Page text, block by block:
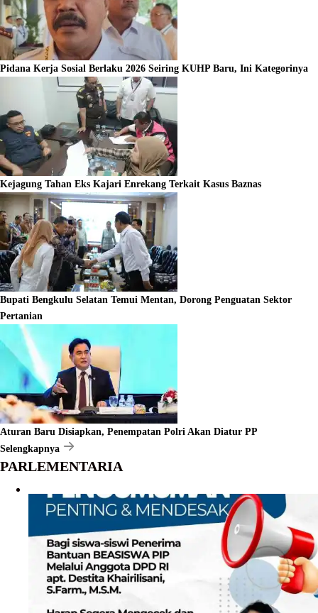
Pidana Kerja Sosial Berlaku 2026 Seiring KUHP Baru, Ini Kategorinya
Kejagung Tahan Eks Kajari Enrekang Terkait Kasus Baznas
Bupati Bengkulu Selatan Temui Mentan, Dorong Penguatan Sektor
Pertanian
Aturan Baru Disiapkan, Penempatan Polri Akan Diatur PP
Selengkapnya
PARLEMENTARIA